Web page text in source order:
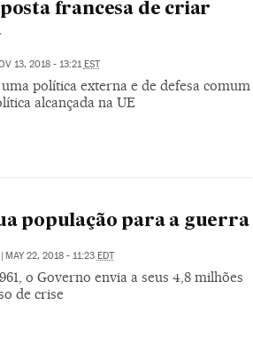
francesa de criar
13, 2018 - 13:21EST
política externa e de defesa comum
alcançada na UE
população para a guerra
MAY 22, 2018 - 11:23 EDT
o Governo envia a seus 4,8 milhões
de crise